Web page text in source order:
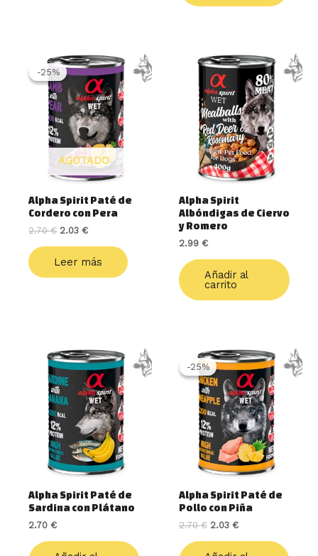
-25%
AGOTADO
-25%
Alpha Spirit Paté de
Cordero con Pera
2.70€
El
precio
original
era:
2.70 €.
2.03 €
El
precio
actual
es:
2.03 €.
Leer más
Alpha Spirit
Albóndigas de Ciervo
y Romero
2.99 €
Añadir al
carrito
Alpha Spirit Paté de
Sardina con Plátano
2.70 €
-25%
-25%
Alpha Spirit Paté de
Pollo con Piña
2.70€
El
precio
original
era:
2.70 €.
2.03 €
El
precio
actual
es:
2.03 €.